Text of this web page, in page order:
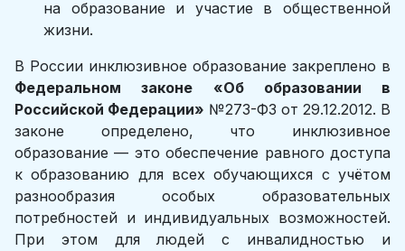
на образование и участие в общественной
жизни.
В России инклюзивное образование закреплено в
Федеральном законе «Об образовании в
Российской Федерации» №273-ФЗ от 29.12.2012. В
законе определено, что инклюзивное
образование — это обеспечение равного доступа
к образованию для всех обучающихся с учётом
разнообразия особых образовательных
потребностей и индивидуальных возможностей.
При этом для людей с инвалидностью и